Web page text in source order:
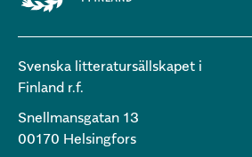
Svenska litteratursällskapet i
Finland r.f.
Snellmansgatan 13
00170 Helsingfors